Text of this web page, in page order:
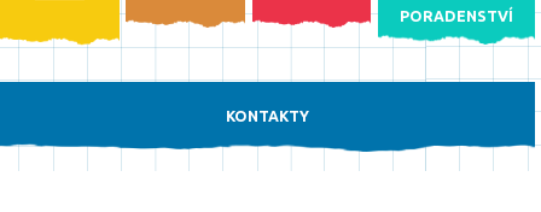
PORADENSTVÍ
KONTAKTY